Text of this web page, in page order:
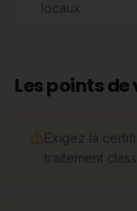
locaux
Les points
Exigez la
traitement